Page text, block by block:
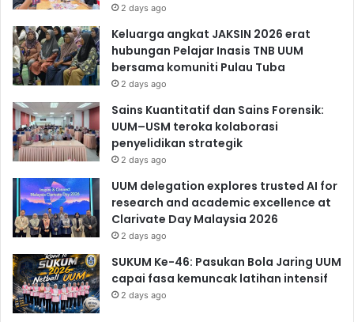
2 days ago
Keluarga angkat JAKSIN 2026 erat
hubungan Pelajar Inasis TNB UUM
bersama komuniti Pulau Tuba
2 days ago
Sains Kuantitatif dan Sains Forensik:
UUM–USM teroka kolaborasi
penyelidikan strategik
2 days ago
UUM delegation explores trusted AI for
research and academic excellence at
Clarivate Day Malaysia 2026
2 days ago
SUKUM Ke-46: Pasukan Bola Jaring UUM
capai fasa kemuncak latihan intensif
2 days ago